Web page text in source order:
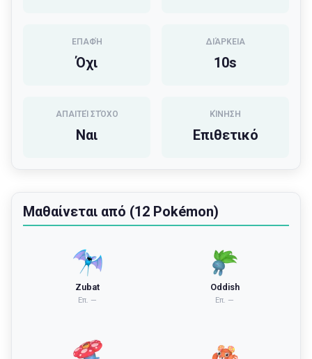
ΕΠΑΦΉ
Όχι
ΔΙΆΡΚΕΙΑ
10s
ΑΠΑΙΤΕΊ ΣΤΌΧΟ
Ναι
ΚΊΝΗΣΗ
Επιθετικό
Μαθαίνεται από (12 Pokémon)
Zubat
Επ. —
Oddish
Επ. —